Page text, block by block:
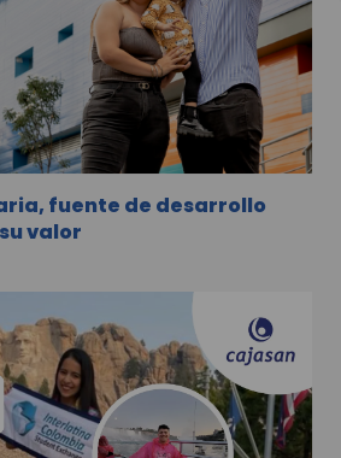
fuente de desarrollo
valor